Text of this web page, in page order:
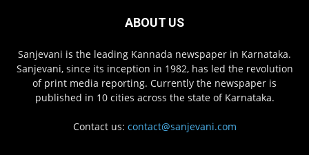
ABOUT US
Sanjevani is the leading Kannada newspaper in Karnataka.
Sanjevani, since its inception in 1982, has led the revolution
of print media reporting. Currently the newspaper is
published in 10 cities across the state of Karnataka.
Contact us: contact@sanjevani.com